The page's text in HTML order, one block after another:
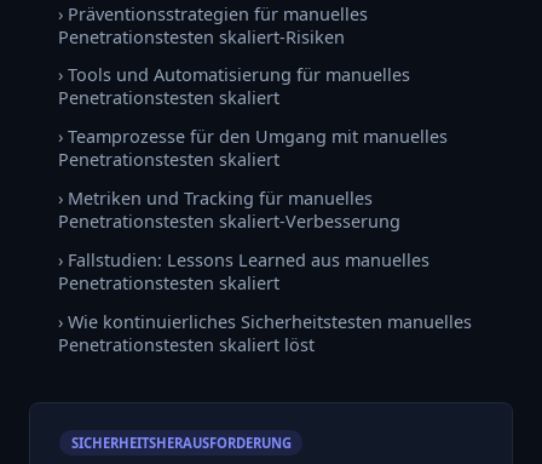
› Präventionsstrategien für manuelles
Penetrationstesten skaliert-Risiken
› Tools und Automatisierung für manuelles
Penetrationstesten skaliert
› Teamprozesse für den Umgang mit manuelles
Penetrationstesten skaliert
› Metriken und Tracking für manuelles
Penetrationstesten skaliert-Verbesserung
› Fallstudien: Lessons Learned aus manuelles
Penetrationstesten skaliert
› Wie kontinuierliches Sicherheitstesten manuelles
Penetrationstesten skaliert löst
SICHERHEITSHERAUSFORDERUNG